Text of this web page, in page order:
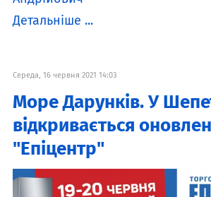
Детальніше ...
Середа, 16 червня 2021 14:03
Море Дарунків. У
відкривається
"Епіцентр"